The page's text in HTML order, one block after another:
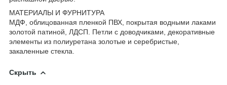
МАТЕРИАЛЫ И ФУРНИТУРА
МДФ, облицованная пленкой ПВХ, покрытая водными лаками
золотой патиной, ЛДСП. Петли с доводчиками, декоративные
элементы из полиуретана золотые и серебристые,
закаленные стекла.
Скрыть